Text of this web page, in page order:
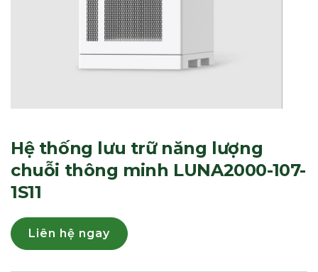
Hệ thống lưu trữ năng lượng
chuỗi thông minh LUNA2000-107-
1S11
Liên hệ ngay